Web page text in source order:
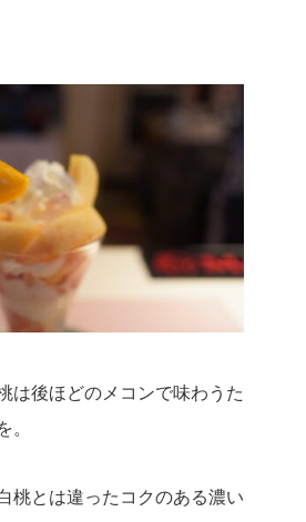
は後ほどのメコンで味わうた
。
桃とは違ったコクのある濃い